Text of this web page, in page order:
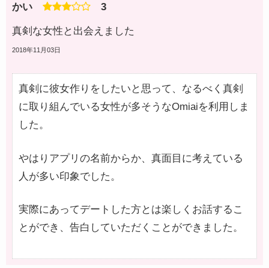
かい 3
真剣な女性と出会えました
2018年11月03日
真剣に彼女作りをしたいと思って、なるべく真剣
に取り組んでいる女性が多そうなOmiaiを利用しま
した。
やはりアプリの名前からか、真面目に考えている
人が多い印象でした。
実際にあってデートした方とは楽しくお話するこ
とができ、告白していただくことができました。